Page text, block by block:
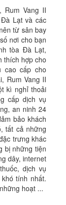
Rum Vang II
Lạt và các
từ sân bay
nơi cho bạn
tòa Đà Lạt,
thích hợp cho
cao cấp cho
Rum Vang II
kì nghỉ thoải
cấp dịch vụ
an ninh 24
bảo khách
tất cả những
trưng khác
bị những tiện
dây, internet
dịch vụ
tính nhất.
hoạt ...